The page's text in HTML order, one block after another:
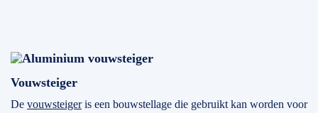
Vouwsteiger
De vouwsteigeris een bouwstellage die gebruikt kan worden voor